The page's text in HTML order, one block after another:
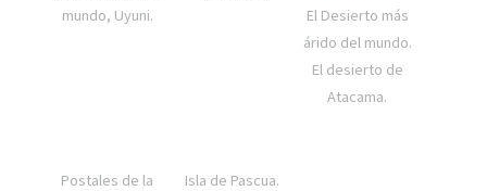
mundo, Uyuni.
El Desierto más
árido del mundo.
El desierto de
Atacama.
Postales de la
Isla de Pascua.